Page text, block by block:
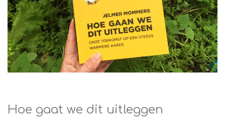
Hoe gaat we dit uitleggen